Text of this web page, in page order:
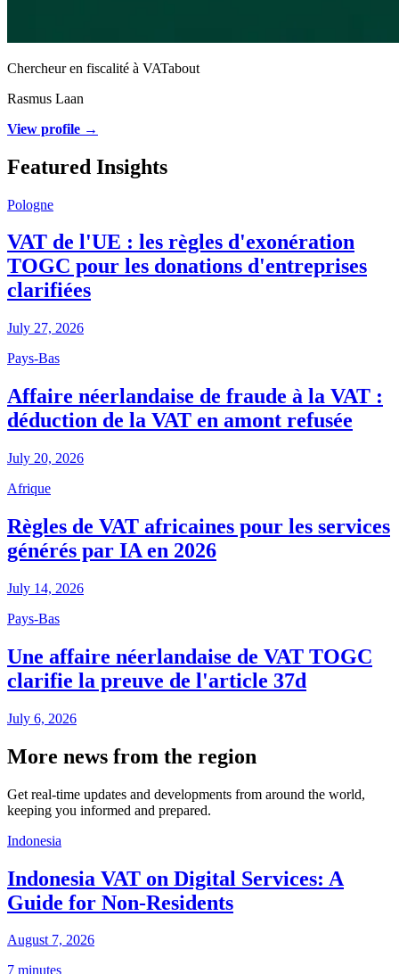
Chercheur en fiscalité à VATabout
Rasmus Laan
View profile →
Featured Insights
Pologne
VAT de l'UE : les règles d'exonération
TOGC pour les donations d'entreprises
clarifiées
July 27, 2026
Pays-Bas
Affaire néerlandaise de fraude à la VAT :
déduction de la VAT en amont refusée
July 20, 2026
Afrique
Règles de VAT africaines pour les services
générés par IA en 2026
July 14, 2026
Pays-Bas
Une affaire néerlandaise de VAT TOGC
clarifie la preuve de l'article 37d
July 6, 2026
More news from the region
Get real-time updates and developments from around the world,
keeping you informed and prepared.
Indonesia
Indonesia VAT on Digital Services: A
Guide for Non-Residents
August 7, 2026
7 minutes